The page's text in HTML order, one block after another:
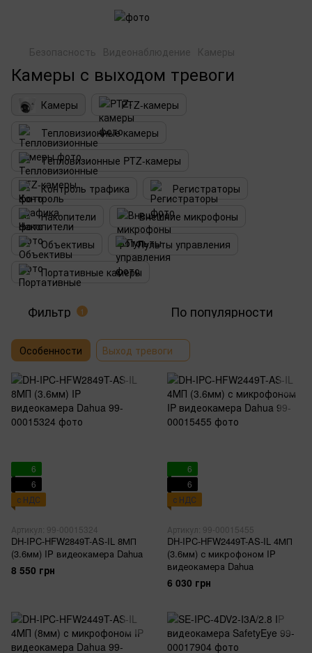
Безопасность Видеонаблюдение Камеры
Камеры с выходом тревоги
Камеры
PTZ-камеры
Тепловизионные камеры
Тепловизионные PTZ-камеры
Контроль трафика
Регистраторы
Накопители
Внешние микрофоны
Объективы
Пульты управления
Портативные камеры
Фильтр 1 По популярности
Особенности Выход тревоги
6
6
с НДС
Артикул: 99-00015324
DH-IPC-HFW2849T-AS-IL 8МП
(3.6мм) IP видеокамера Dahua
8 550 грн
6
6
с НДС
Артикул: 99-00015455
DH-IPC-HFW2449T-AS-IL 4МП
(3.6мм) с микрофоном IP
видеокамера Dahua
6 030 грн